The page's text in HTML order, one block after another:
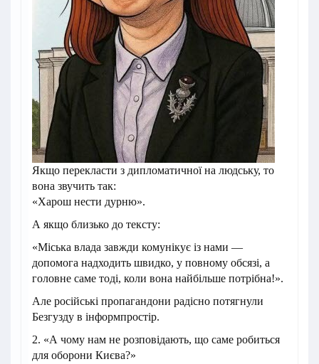
Якщо перекласти з дипломатичної на людську, то
вона звучить так:
«Харош нести дурню».
А якщо близько до тексту:
«Міська влада завжди комунікує із нами —
допомога надходить швидко, у повному обсязі, а
головне саме тоді, коли вона найбільше потрібна!».
Але російські пропагандони радісно потягнули
Безгузду в інформпростір.
2. «А чому нам не розповідають, що саме робиться
для оборони Києва?»